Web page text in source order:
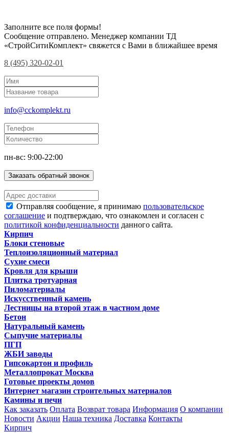
Заполните все поля формы!
Сообщение отправлено. Менеджер компании ТД
«СтройСитиКомплект» свяжется с Вами в ближайшее время
8 (495) 320-02-01
info@cckomplekt.ru
пн-вс: 9:00-22:00
Заказать обратный звонок
Отправляя сообщение, я принимаю пользовательское
соглашение и подтверждаю, что ознакомлен и согласен с
политикой конфиденциальности данного сайта.
Кирпич
Блоки стеновые
Теплоизоляционный материал
Сухие смеси
Кровля для крыши
Плитка тротуарная
Пиломатериалы
Искусственный камень
Лестницы на второй этаж в частном доме
Бетон
Натуральный камень
Сыпучие материалы
ПГП
ЖБИ заводы
Гипсокартон и профиль
Металлопрокат Москва
Готовые проекты домов
Интернет магазин строительных материалов
Камины и печи
Как заказать Оплата Возврат товара Информация О компании
Новости Акции Наша техника Доставка Контакты
Кирпич